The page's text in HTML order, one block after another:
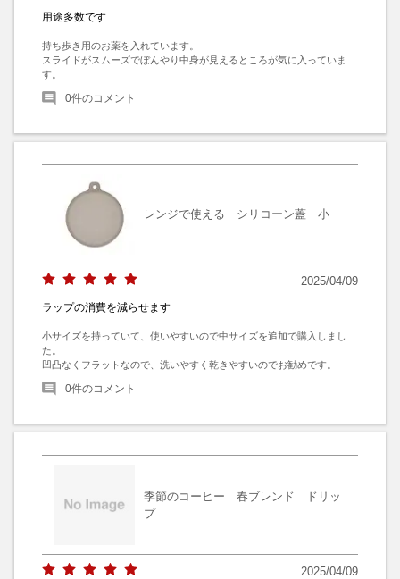
用途多数です
持ち歩き用のお薬を入れています。
スライドがスムーズでぼんやり中身が見えるところが気に入っていま
す。
0件のコメント
レンジで使える シリコーン蓋 小
2025/04/09
ラップの消費を減らせます
小サイズを持っていて、使いやすいので中サイズを追加で購入しまし
た。
凹凸なくフラットなので、洗いやすく乾きやすいのでお勧めです。
0件のコメント
季節のコーヒー 春ブレンド ドリッ
プ
2025/04/09